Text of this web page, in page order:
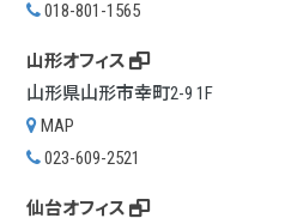
018-801-1565
山形オフィス
山形県山形市幸町2-9 1F
MAP
023-609-2521
仙台オフィス